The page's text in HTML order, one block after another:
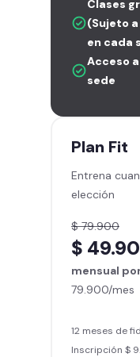
Clases
(Sujeto
en cada
Acceso
sede
Plan Fit
Entrena
elección
$ 79.900
$
mensual
79.900/mes
12 meses de
Inscripción $